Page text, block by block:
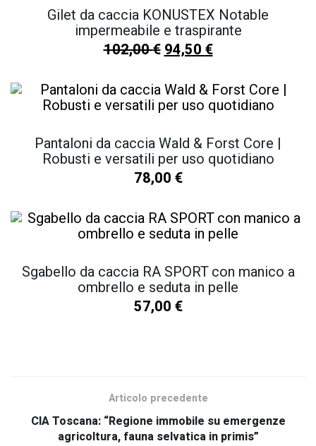
Gilet da caccia KONUSTEX Notable
impermeabile e traspirante
102,00€94,50€
Pantaloni da caccia Wald & Forst Core |
Robusti e versatili per uso quotidiano
78,00 €
Sgabello da caccia RA SPORT con manico a
ombrello e seduta in pelle
57,00 €
Articolo precedente
CIA Toscana: “Regione immobile su emergenze
agricoltura, fauna selvatica in primis”